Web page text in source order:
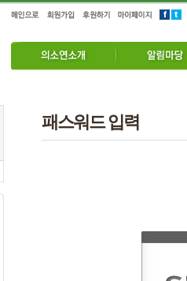
패스워드 입력